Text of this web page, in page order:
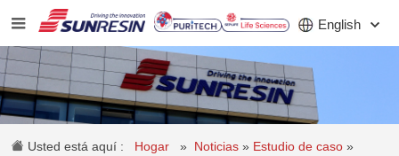
English
COMPAÑÍA
Usted está aquí : Hogar » Noticias» Estudio de caso»